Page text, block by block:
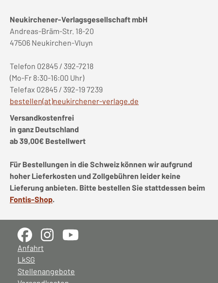
Neukirchener-Verlagsgesellschaft mbH
Andreas-Bräm-Str. 18-20
47506 Neukirchen-Vluyn
Telefon 02845 / 392-7218
(Mo-Fr 8:30-16:00 Uhr)
Telefax 02845 / 392-19 7239
bestellen(at)neukirchener-verlage.de
Versandkostenfrei
in ganz Deutschland
ab 39,00€ Bestellwert
Für Bestellungen in die Schweiz können wir aufgrund
hoher Lieferkosten und Zollgebühren leider keine
Lieferung anbieten. Bitte bestellen Sie stattdessen beim
Fontis-Shop.
Anfahrt
LkSG
Stellenangebote